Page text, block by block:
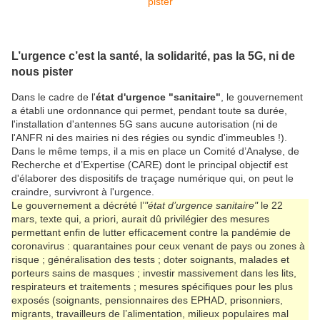
L’urgence c’est la santé, la solidarité, pas la 5G, ni de
nous pister
Dans le cadre de l'état d'urgence "sanitaire" , le gouvernement
a établi une ordonnance qui permet, pendant toute sa durée,
l'installation d'antennes 5G sans aucune autorisation (ni de
l'ANFR ni des mairies ni des régies ou syndic d'immeubles !).
Dans le même temps, il a mis en place un Comité d’Analyse, de
Recherche et d’Expertise (CARE) dont le principal objectif est
d'élaborer des dispositifs de traçage numérique qui, on peut le
craindre, survivront à l'urgence.
Le gouvernement a décrété l’"état d’urgence sanitaire"le 22
mars, texte qui, a priori, aurait dû privilégier des mesures
permettant enfin de lutter efficacement contre la pandémie de
coronavirus : quarantaines pour ceux venant de pays ou zones à
risque ; généralisation des tests ; doter soignants, malades et
porteurs sains de masques ; investir massivement dans les lits,
respirateurs et traitements ; mesures spécifiques pour les plus
exposés (soignants, pensionnaires des EPHAD, prisonniers,
migrants, travailleurs de l’alimentation, milieux populaires mal